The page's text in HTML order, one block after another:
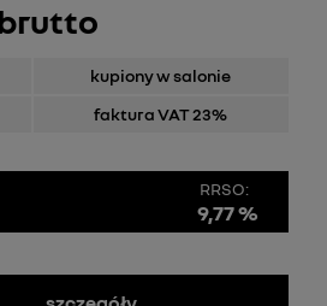
brutto
kupiony w salonie
faktura VAT 23%
RRSO:
9,77 %